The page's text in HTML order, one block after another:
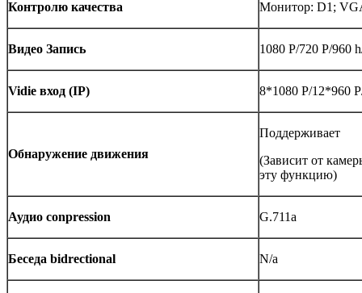
Контролю качества Монитор: D1;
Видео Запись 1080 P/720 P/960
Vidie вход (IP) 8*1080 P/12*960
Обнаружение движения
Поддерживает
(Зависит от
эту функцию)
Аудио conpression G.711a
Беседа bidrectional N/a